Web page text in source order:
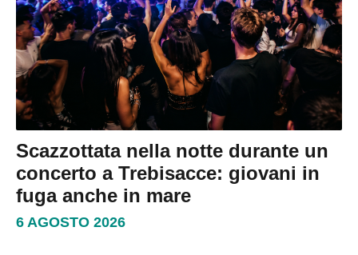
Scazzottata nella notte durante un
concerto a Trebisacce: giovani in
fuga anche in mare
6 AGOSTO 2026